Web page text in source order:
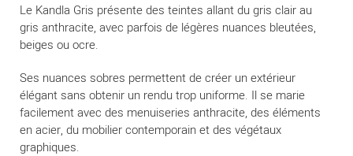
Le Kandla Gris présente des teintes allant du gris clair au
gris anthracite, avec parfois de légères nuances bleutées,
beiges ou ocre.
Ses nuances sobres permettent de créer un extérieur
élégant sans obtenir un rendu trop uniforme. Il se marie
facilement avec des menuiseries anthracite, des éléments
en acier, du mobilier contemporain et des végétaux
graphiques.